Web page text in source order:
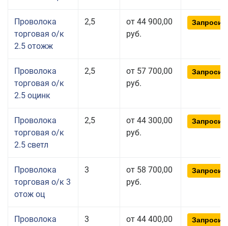
Проволока
торговая о/к
2.5 отожж
2,5
от 44 900,00
руб.
Проволока
торговая о/к
2.5 оцинк
2,5
от 57 700,00
руб.
Проволока
торговая о/к
2.5 светл
2,5
от 44 300,00
руб.
Проволока
торговая о/к 3
отож оц
3
от 58 700,00
руб.
Проволока
3
от 44 400,00